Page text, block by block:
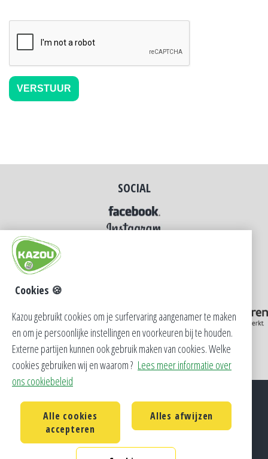
SOCIAL
Privacy Cookie Policy
Contact
CM Vlaanderen
Cookies 🍪
Kazou gebruikt cookies om je surfervaring aangenamer te maken
en om je persoonlijke instellingen en voorkeuren bij te houden.
Externe partijen kunnen ook gebruik maken van cookies. Welke
cookies gebruiken wij en waarom ? Lees meer informatie over
ons cookiebeleid
Alle cookies
accepteren
Alles afwijzen